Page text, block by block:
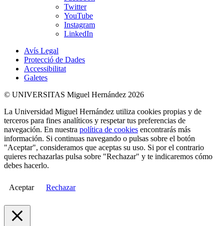
Twitter
YouTube
Instagram
LinkedIn
Avís Legal
Protecció de Dades
Accessibilitat
Galetes
© UNIVERSITAS Miguel Hernández 2026
La Universidad Miguel Hernández utiliza cookies propias y de
terceros para fines analíticos y respetar tus preferencias de
navegación. En nuestra política de cookies encontrarás más
información. Si continuas navegando o pulsas sobre el botón
"Aceptar", consideramos que aceptas su uso. Si por el contrario
quieres rechazarlas pulsa sobre "Rechazar" y te indicaremos cómo
debes hacerlo.
Aceptar Rechazar